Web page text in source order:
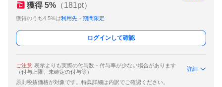
獲得 5% （181pt）
獲得のうち4.5%は利用先・期間限定
ログインして確認
ご注意 表示よりも実際の付与数・付与率が少ない場合があります
（付与上限、未確定の付与等）
詳細
原則税抜価格が対象です。特典詳細は内訳でご確認ください。